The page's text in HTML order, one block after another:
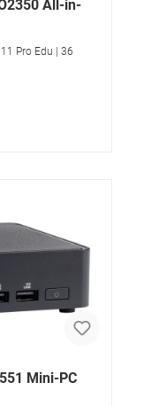
All-in-
Pro Edu | 36
Mini-PC